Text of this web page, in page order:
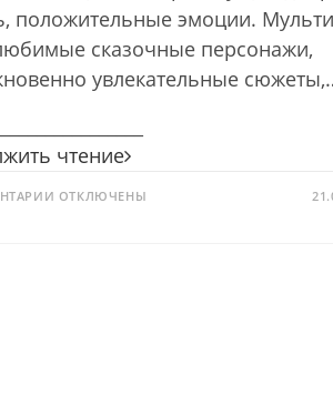
положительные эмоции.
сказочные персонажи,
увлекательные
чтение Классическая
в
КОТКЛЮЧЕНЫ